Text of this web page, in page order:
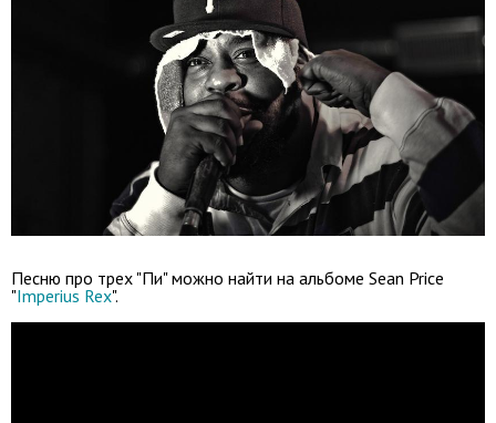
Песню про трех "Пи" можно найти на альбоме Sean Price
"Imperius Rex".